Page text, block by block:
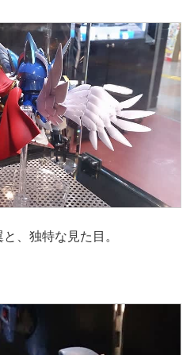
、独特な見た目。